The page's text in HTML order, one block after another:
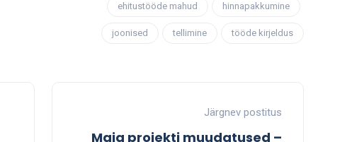
ehitustööde mahud hinnapakkumine
joonised tellimine tööde kirjeldus
Järgnev postitus
Maja projekti muudatused –